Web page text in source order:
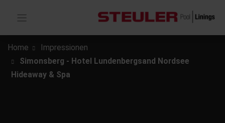
Home
Impressionen
Simonsberg - Hotel Lundenbergsand Nordsee
Hideaway & Spa